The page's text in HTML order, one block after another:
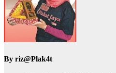
By riz@Plak4t